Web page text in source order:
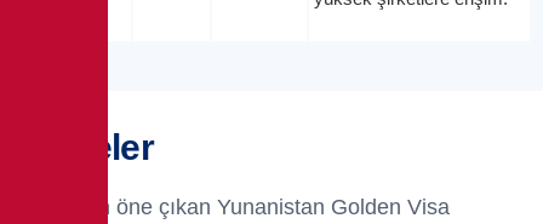
Projeler
Sizin için öne çıkan Yunanistan Golden Visa